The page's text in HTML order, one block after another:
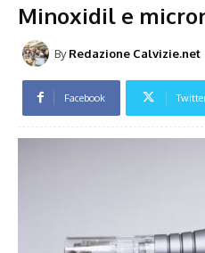
Minoxidil e
By Redazione Calvizie.net
Facebook